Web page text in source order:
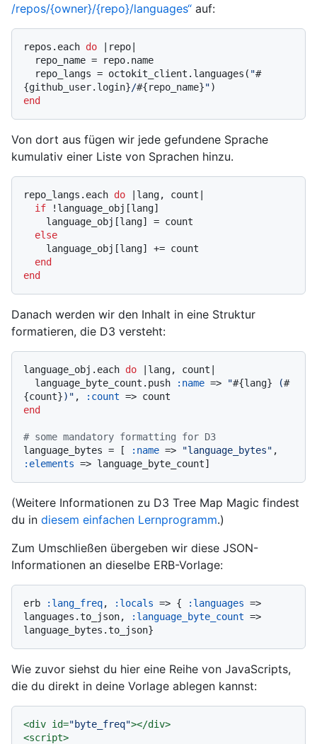
/repos/{owner}/{repo}/languages“ auf:
repos.each do repo
  repo_langs = octokit_client.languages(
"#
{github_user.login}/#{repo_name}"
end
Von dort aus fügen wir jede gefundene Sprache
kumulativ einer Liste von Sprachen hinzu.
repo_langs.each do lang, count
if !language_obj[lang]
else
end
end
Danach werden wir den Inhalt in eine Struktur
formatieren, die D3 versteht:
language_obj.each do lang, count
  language_byte_count.push
:name => "#{lang} (#
{count})" , :count
end
# some mandatory formatting for D3
language_bytes = [
:name => "language_bytes"
:elements
(Weitere Informationen zu D3 Tree Map Magic findest
du in diesem einfachen Lernprogramm.)
Zum Umschließen übergeben wir diese JSON-
Informationen an dieselbe ERB-Vorlage:
erb :lang_freq, :locals => { :languages =>
languages.to_json,
:language_byte_count =>
Wie zuvor siehst du hier eine Reihe von JavaScripts,
die du direkt in deine Vorlage ablegen kannst:
<div id="byte_freq"></div>
<script>